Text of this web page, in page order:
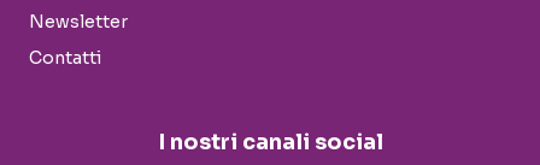
Newsletter
Contatti
I nostri canali social